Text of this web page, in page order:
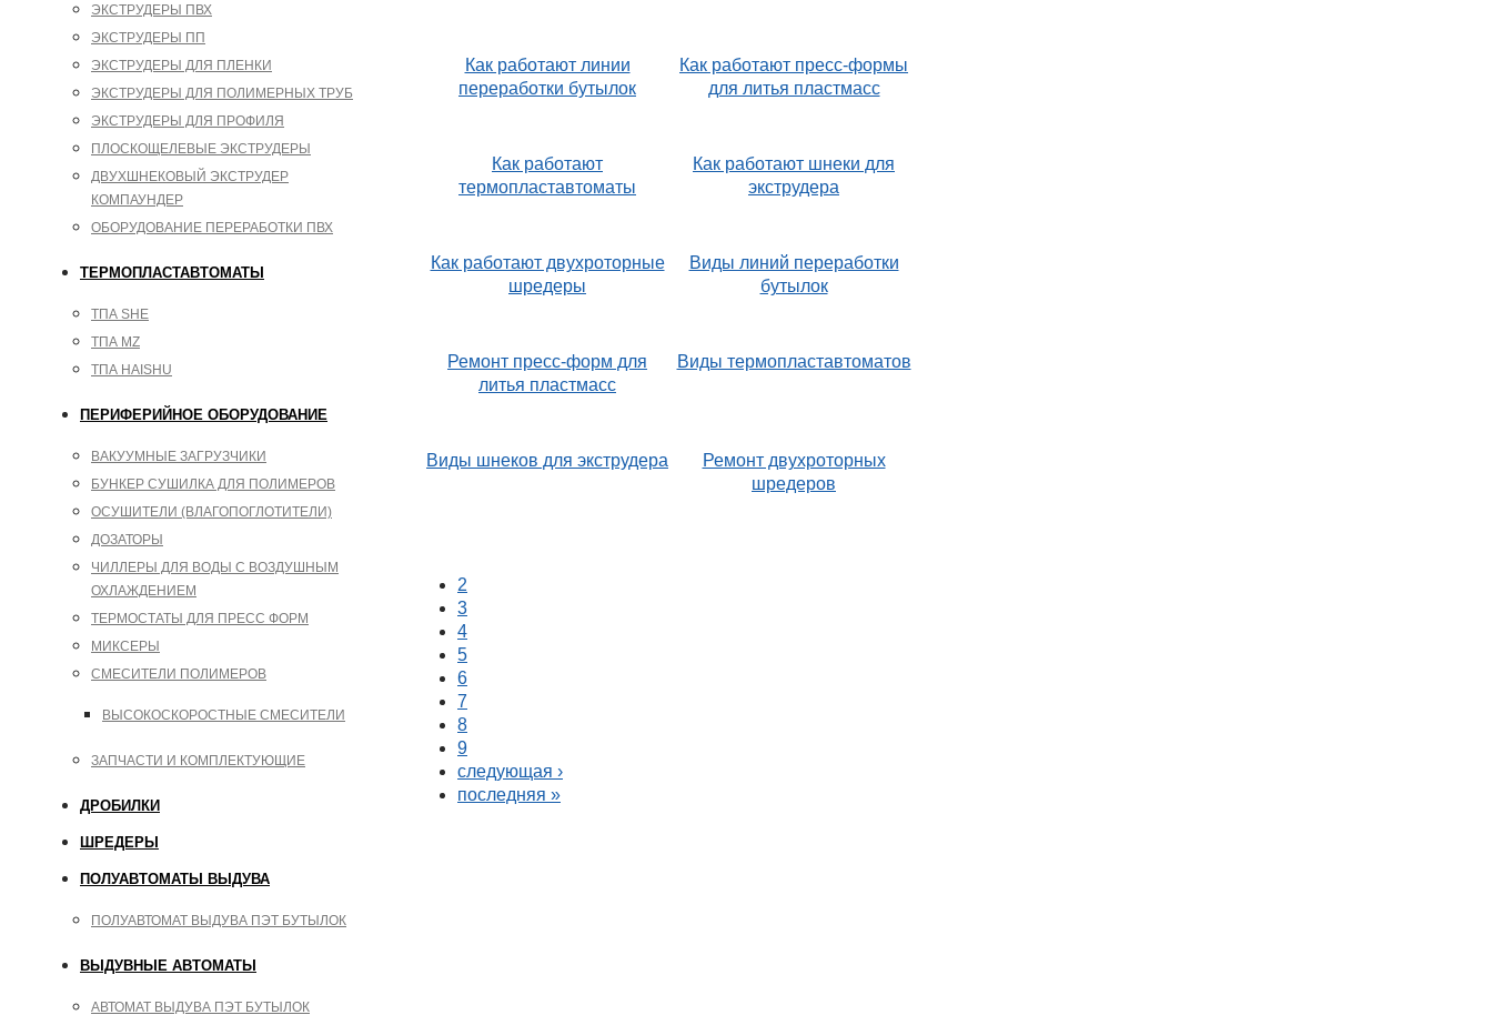
ЭКСТРУДЕРЫ ПВХ
ЭКСТРУДЕРЫ ПП
ЭКСТРУДЕРЫ ДЛЯ ПЛЕНКИ
ЭКСТРУДЕРЫ ДЛЯ ПОЛИМЕРНЫХ ТРУБ
ЭКСТРУДЕРЫ ДЛЯ ПРОФИЛЯ
ПЛОСКОЩЕЛЕВЫЕ ЭКСТРУДЕРЫ
ДВУХШНЕКОВЫЙ ЭКСТРУДЕР
КОМПАУНДЕР
ОБОРУДОВАНИЕ ПЕРЕРАБОТКИ ПВХ
ТЕРМОПЛАСТАВТОМАТЫ
ТПА SHE
ТПА MZ
ТПА HAISHU
ПЕРИФЕРИЙНОЕ ОБОРУДОВАНИЕ
ВАКУУМНЫЕ ЗАГРУЗЧИКИ
БУНКЕР СУШИЛКА ДЛЯ ПОЛИМЕРОВ
ОСУШИТЕЛИ (ВЛАГОПОГЛОТИТЕЛИ)
ДОЗАТОРЫ
ЧИЛЛЕРЫ ДЛЯ ВОДЫ С ВОЗДУШНЫМ
ОХЛАЖДЕНИЕМ
ТЕРМОСТАТЫ ДЛЯ ПРЕСС ФОРМ
МИКСЕРЫ
СМЕСИТЕЛИ ПОЛИМЕРОВ
ВЫСОКОСКОРОСТНЫЕ СМЕСИТЕЛИ
ЗАПЧАСТИ И КОМПЛЕКТУЮЩИЕ
ДРОБИЛКИ
ШРЕДЕРЫ
ПОЛУАВТОМАТЫ ВЫДУВА
ПОЛУАВТОМАТ ВЫДУВА ПЭТ БУТЫЛОК
ВЫДУВНЫЕ АВТОМАТЫ
АВТОМАТ ВЫДУВА ПЭТ БУТЫЛОК
Как работают линии
переработки бутылок
Как работают пресс-формы
для литья пластмасс
Как работают
термопластавтоматы
Как работают шнеки для
экструдера
Как работают двухроторные
шредеры
Виды линий переработки
бутылок
Ремонт пресс-форм для
литья пластмасс
Виды термопластавтоматов
Виды шнеков для экструдера
Ремонт двухроторных
шредеров
Страницы
2
3
4
5
6
7
8
9
следующая ›
последняя »